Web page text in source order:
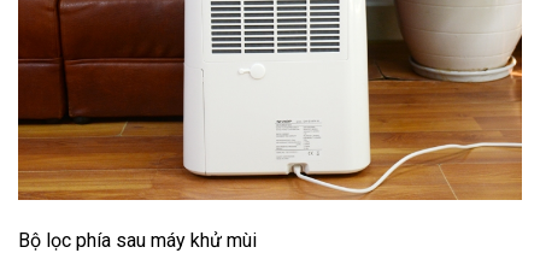
Bộ lọc phía sau máy khử mùi